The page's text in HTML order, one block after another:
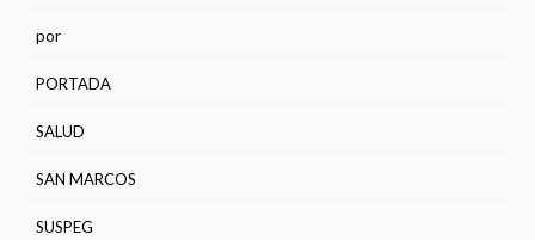
por
PORTADA
SALUD
SAN MARCOS
SUSPEG